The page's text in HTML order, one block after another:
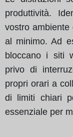
produttività.
vostro
al minimo. Ad
bloccano i siti
privo di
propri orari a
di limiti chiari
essenziale per